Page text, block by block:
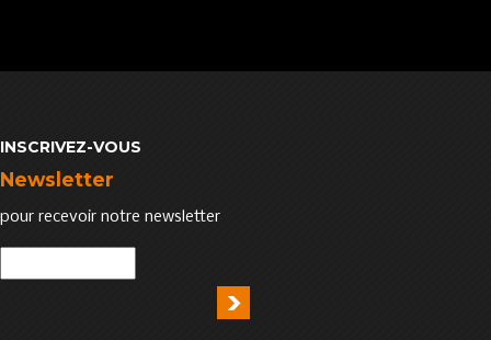
INSCRIVEZ-VOUS
Newsletter
pour recevoir notre newsletter